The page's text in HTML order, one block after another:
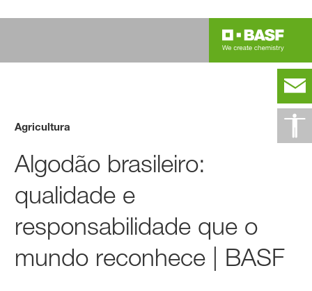
Agricultura
Algodão brasileiro:
qualidade e
responsabilidade que o
mundo reconhece | BASF